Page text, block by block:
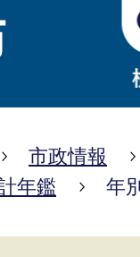
市政情報
年鑑 年